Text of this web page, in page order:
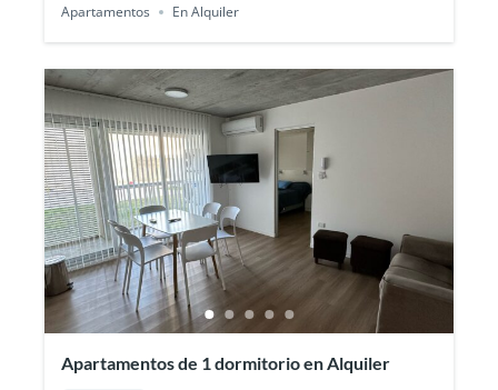
Apartamentos En Alquiler
Apartamentos de 1 dormitorio en Alquiler